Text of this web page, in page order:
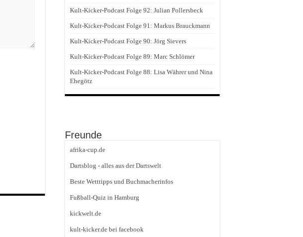
Kult-Kicker-Podcast Folge 92: Julian Pollersbeck
Kult-Kicker-Podcast Folge 91: Markus Brauckmann
Kult-Kicker-Podcast Folge 90: Jörg Sievers
Kult-Kicker-Podcast Folge 89: Marc Schlömer
Kult-Kicker-Podcast Folge 88: Lisa Währer und Nina
Ehegötz
Freunde
afrika-cup.de
Dartsblog - alles aus der Dartswelt
Beste Wetttipps und Buchmacherinfos
Fußball-Quiz in Hamburg
kickwelt.de
kult-kicker.de bei facebook